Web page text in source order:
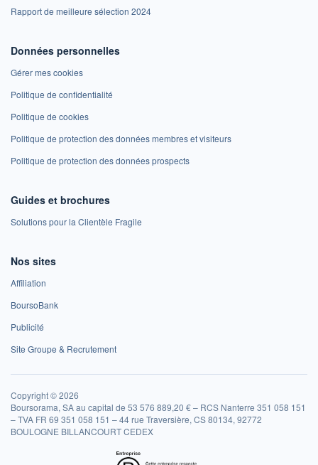
Rapport de meilleure sélection 2024
Données personnelles
Gérer mes cookies
Politique de confidentialité
Politique de cookies
Politique de protection des données membres et visiteurs
Politique de protection des données prospects
Guides et brochures
Solutions pour la Clientèle Fragile
Nos sites
Affiliation
BoursoBank
Publicité
Site Groupe & Recrutement
Copyright © 2026
Boursorama, SA au capital de 53 576 889,20 € – RCS Nanterre 351 058 151
– TVA FR 69 351 058 151 – 44 rue Traversière, CS 80134, 92772
BOULOGNE BILLANCOURT CEDEX